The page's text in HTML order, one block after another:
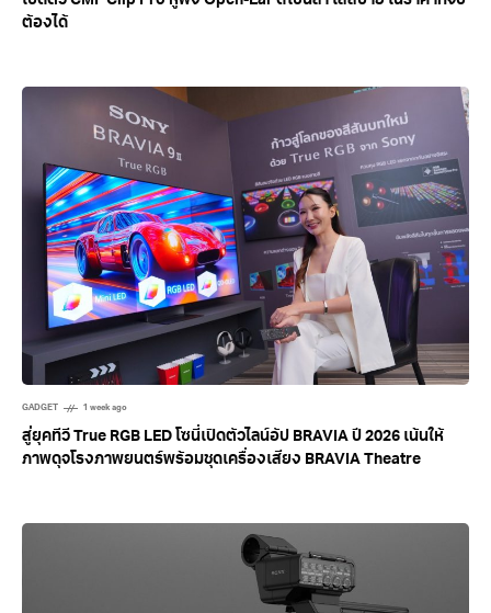
ต้องได้
GADGET 1 week ago
สู่ยุคทีวี True RGB LED โซนี่เปิดตัวไลน์อัป BRAVIA ปี 2026 เน้นให้
ภาพดุจโรงภาพยนตร์พร้อมชุดเครื่องเสียง BRAVIA Theatre